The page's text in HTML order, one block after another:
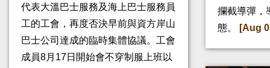
代表大溫巴士服務及海上巴士服務員
工的工會，再度否決早前與資方岸山
巴士公司達成的臨時集體協議。工會
成員8月17日開始會不穿制服上班以
攔截導彈，
態。
[Aug